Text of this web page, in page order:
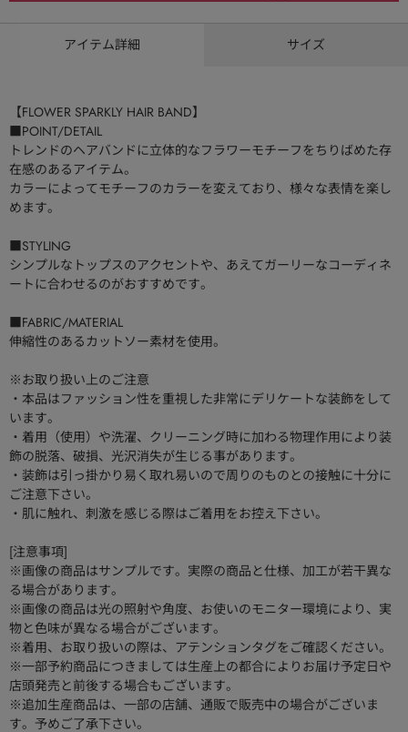
アイテム詳細 サイズ
【FLOWER SPARKLY HAIR BAND】
■POINT/DETAIL
トレンドのヘアバンドに立体的なフラワーモチーフをちりばめた存
在感のあるアイテム。
カラーによってモチーフのカラーを変えており、様々な表情を楽し
めます。
■STYLING
シンプルなトップスのアクセントや、あえてガーリーなコーディネ
ートに合わせるのがおすすめです。
■FABRIC/MATERIAL
伸縮性のあるカットソー素材を使用。
※お取り扱い上のご注意
・本品はファッション性を重視した非常にデリケートな装飾をして
います。
・着用（使用）や洗濯、クリーニング時に加わる物理作用により装
飾の脱落、破損、光沢消失が生じる事があります。
・装飾は引っ掛かり易く取れ易いので周りのものとの接触に十分に
ご注意下さい。
・肌に触れ、刺激を感じる際はご着用をお控え下さい。
[注意事項]
※画像の商品はサンプルです。実際の商品と仕様、加工が若干異な
る場合があります。
※画像の商品は光の照射や角度、お使いのモニター環境により、実
物と色味が異なる場合がございます。
※着用、お取り扱いの際は、アテンションタグをご確認ください。
※一部予約商品につきましては生産上の都合によりお届け予定日や
店頭発売と前後する場合もございます。
※追加生産商品は、一部の店舗、通販で販売中の場合がございま
す。予めご了承下さい。